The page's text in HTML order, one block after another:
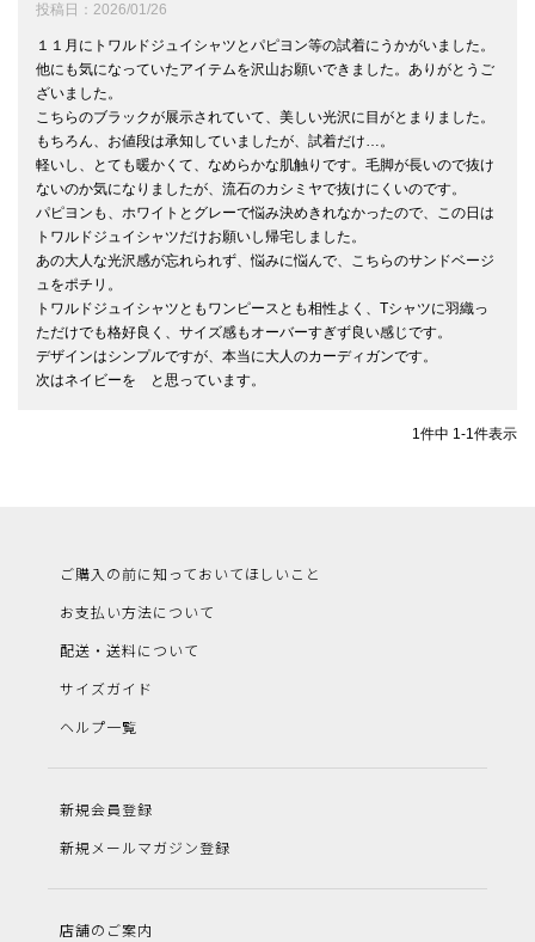
投稿日 2026/01/26
１１月にトワルドジュイシャツとパピヨン等の試着にうかがいました。
他にも気になっていたアイテムを沢山お願いできました。ありがとうご
ざいました。
こちらのブラックが展示されていて、美しい光沢に目がとまりました。
もちろん、お値段は承知していましたが、試着だけ…。
軽いし、とても暖かくて、なめらかな肌触りです。毛脚が長いので抜け
ないのか気になりましたが、流石のカシミヤで抜けにくいのです。
パピヨンも、ホワイトとグレーで悩み決めきれなかったので、この日は
トワルドジュイシャツだけお願いし帰宅しました。
あの大人な光沢感が忘れられず、悩みに悩んで、こちらのサンドベージ
ュをポチリ。
トワルドジュイシャツともワンピースとも相性よく、Tシャツに羽織っ
ただけでも格好良く、サイズ感もオーバーすぎず良い感じです。
デザインはシンプルですが、本当に大人のカーディガンです。
次はネイビーを　と思っています。
1件中 1-1件表示
ご購入の前に知っておいてほしいこと
お支払い方法について
配送・送料について
サイズガイド
ヘルプ一覧
新規会員登録
新規メールマガジン登録
店舗のご案内